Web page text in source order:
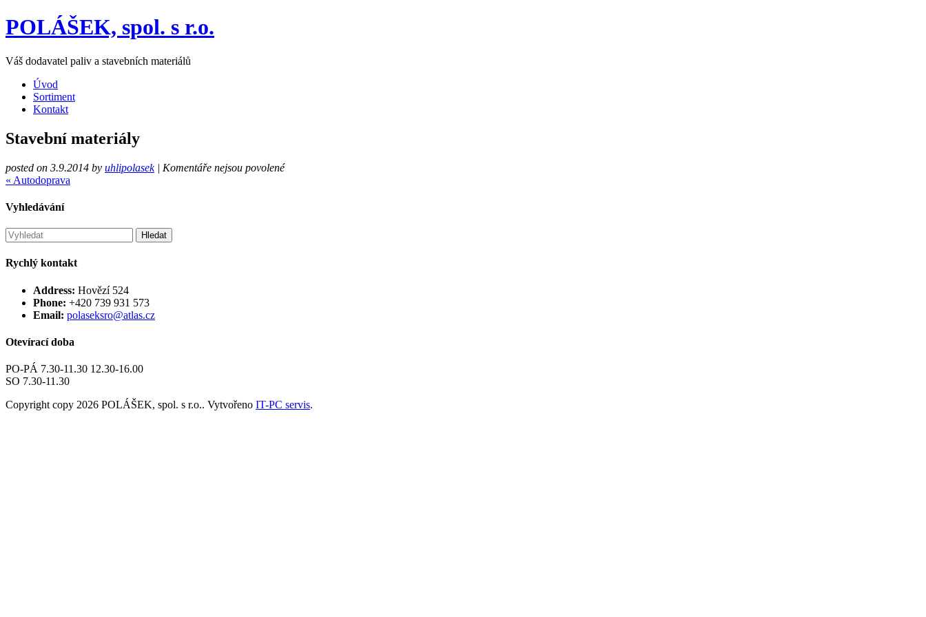
POLÁŠEK, spol. s r.o.
Váš dodavatel paliv a stavebních materiálů
Úvod
Sortiment
Kontakt
Stavební materiály
posted on 3.9.2014 by uhlipolasek | Komentáře nejsou povolenéu
« Autodoprava
Vyhledávání
Hledat
Rychlý kontakt
Address: Hovězí 524
Phone: +420 739 931 573
Email: polaseksro@atlas.cz
Otevírací doba
PO-PÁ 7.30-11.30 12.30-16.00
SO 7.30-11.30
Copyright copy 2026 POLÁŠEK, spol. s r.o.. Vytvořeno IT-PC servis.